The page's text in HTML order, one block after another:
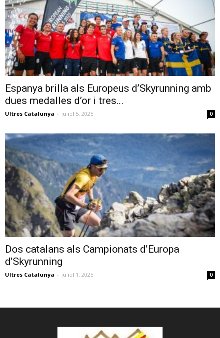
Espanya brilla als Europeus d’Skyrunning amb
dues medalles d’or i tres...
Ultres Catalunya - juliol 5, 2025 0
Dos catalans als Campionats d’Europa
d’Skyrunning
Ultres Catalunya - juliol 1, 2025 0